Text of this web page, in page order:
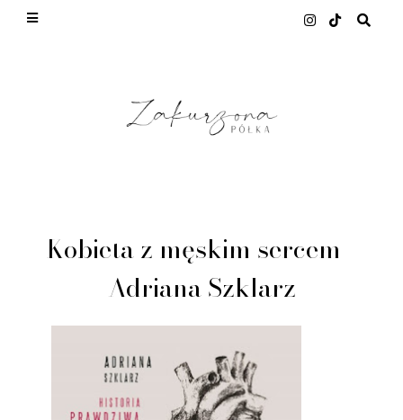
Kobieta z męskim sercem -
Adriana Szklarz
This site uses cookies from Google to deliver its
quality of service, generate usage statistics, and
to detect and address abuse.
LEARN MORE